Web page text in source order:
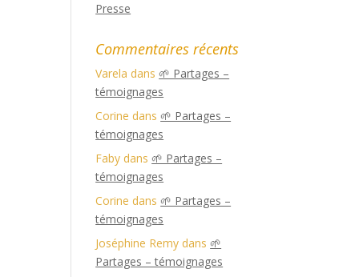
Presse
Commentaires récents
Varela dans 🌱 Partages –
témoignages
Corine dans 🌱 Partages –
témoignages
Faby dans 🌱 Partages –
témoignages
Corine dans 🌱 Partages –
témoignages
Joséphine Remy dans 🌱
Partages – témoignages